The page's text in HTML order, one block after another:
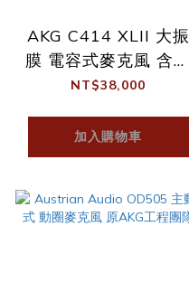
AKG C414 XLII 大振
膜 電容式麥克風 含原
廠配件套組
NT$38,000
加入購物車